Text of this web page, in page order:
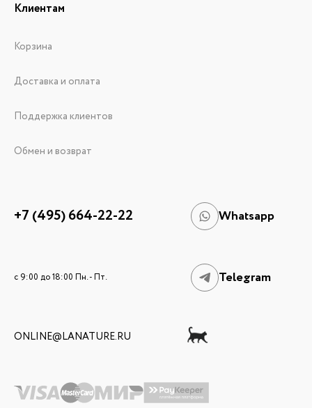
Клиентам
Корзина
Доставка и оплата
Поддержка клиентов
Обмен и возврат
+7 (495) 664-22-22 Whatsapp
c 9:00 до 18:00 Пн. - Пт. Telegram
ONLINE@LANATURE.RU